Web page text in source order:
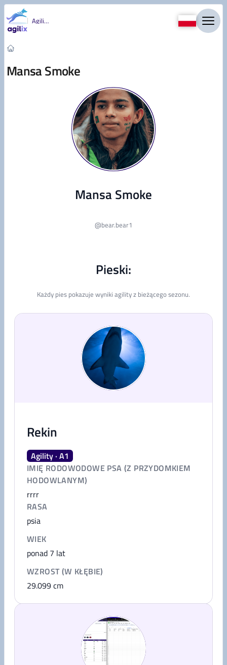
Przejdź do treści
Agility
Mansa Smoke
Mansa Smoke
@bear.bear1
Pieski:
Każdy pies pokazuje wyniki agility z bieżącego sezonu.
Rekin
Agility · A1
IMIĘ RODOWODOWE PSA (Z PRZYDOMKIEM
HODOWLANYM)
rrrr
RASA
psia
WIEK
ponad 7 lat
WZROST (W KŁĘBIE)
29.099cm